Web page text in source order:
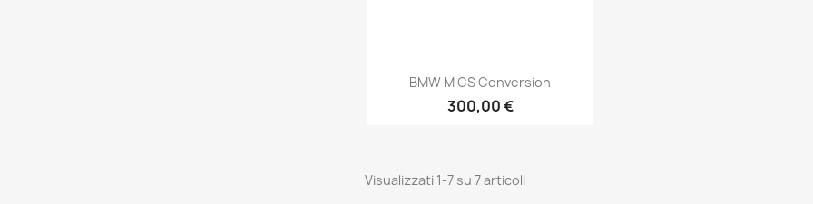
Anteprima
BMW M CS Conversion
300,00 €
Visualizzati 1-7 su 7 articoli